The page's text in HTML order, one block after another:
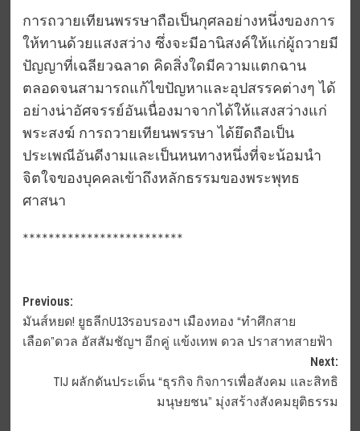
การถวายเทียนพรรษาถือเป็นกุศลอย่างหนึ่งของการ
ให้ทานด้วยแสงสว่าง ซึ่งจะมีอานิสงค์ให้แก่ผู้ถวายมี
ปัญญาที่เฉลียวฉลาด คิดสิ่งใดมีความแตกฉาน
ตลอดจนสามารถแก้ไขปัญหาและอุปสรรคต่างๆ ได้
อย่างน่าอัศจรรย์อันเนื่องมาจากได้ให้แสงสว่างแก่
พระสงฆ์ การถวายเทียนพรรษา ได้ยึดถือเป็น
ประเพณีอันดีงามและเป็นหนทางหนึ่งที่จะน้อมนำ
จิตใจของบุคคลเข้าถึงหลักธรรมของพระพุทธ
ศาสนา
*************************
Post
navigation
Previous:
มันส์หยด! ยูธลีกU13รอบรองฯ เมืองทอง “ทำศึกสาย
เลือด”ดวล อัสสัมชัญฯ อีกคู่ แข้งเทพ ดวล ปราสาทสายฟ้า
Next:
TIJ ผลักดันประเด็น “ธุรกิจ กิจการเพื่อสังคม และสิทธิ
มนุษยชน” มุ่งสร้างสังคมยุติธรรม